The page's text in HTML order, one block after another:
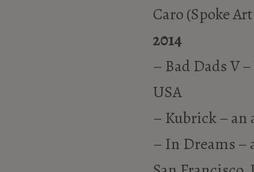
Caro (Spoke
2014
– Bad Dads V
USA
– Kubrick – an
– In Dreams –